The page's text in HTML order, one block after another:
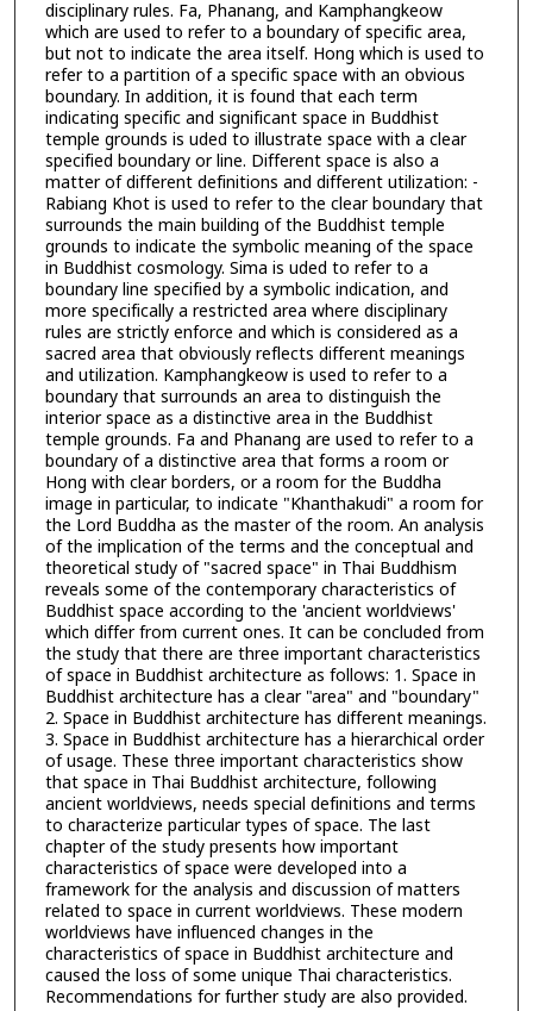
disciplinary rules. Fa, Phanang, and Kamphangkeow
which are used to refer to a boundary of specific area,
but not to indicate the area itself. Hong which is used to
refer to a partition of a specific space with an obvious
boundary. In addition, it is found that each term
indicating specific and significant space in Buddhist
temple grounds is uded to illustrate space with a clear
specified boundary or line. Different space is also a
matter of different definitions and different utilization: -
Rabiang Khot is used to refer to the clear boundary that
surrounds the main building of the Buddhist temple
grounds to indicate the symbolic meaning of the space
in Buddhist cosmology. Sima is uded to refer to a
boundary line specified by a symbolic indication, and
more specifically a restricted area where disciplinary
rules are strictly enforce and which is considered as a
sacred area that obviously reflects different meanings
and utilization. Kamphangkeow is used to refer to a
boundary that surrounds an area to distinguish the
interior space as a distinctive area in the Buddhist
temple grounds. Fa and Phanang are used to refer to a
boundary of a distinctive area that forms a room or
Hong with clear borders, or a room for the Buddha
image in particular, to indicate "Khanthakudi" a room for
the Lord Buddha as the master of the room. An analysis
of the implication of the terms and the conceptual and
theoretical study of "sacred space" in Thai Buddhism
reveals some of the contemporary characteristics of
Buddhist space according to the 'ancient worldviews'
which differ from current ones. It can be concluded from
the study that there are three important characteristics
of space in Buddhist architecture as follows: 1. Space in
Buddhist architecture has a clear "area" and "boundary"
2. Space in Buddhist architecture has different meanings.
3. Space in Buddhist architecture has a hierarchical order
of usage. These three important characteristics show
that space in Thai Buddhist architecture, following
ancient worldviews, needs special definitions and terms
to characterize particular types of space. The last
chapter of the study presents how important
characteristics of space were developed into a
framework for the analysis and discussion of matters
related to space in current worldviews. These modern
worldviews have influenced changes in the
characteristics of space in Buddhist architecture and
caused the loss of some unique Thai characteristics.
Recommendations for further study are also provided.